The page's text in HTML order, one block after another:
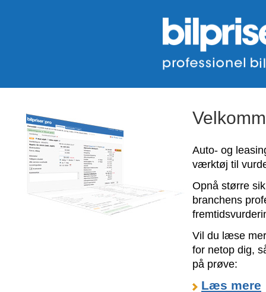
Auto- og
værktøj til
Opnå større
branchens
Vil du læse
for netop dig,
på prøve:
Læs mere